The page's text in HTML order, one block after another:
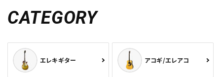
CATEGORY
エレキギター アコギ/エレアコ